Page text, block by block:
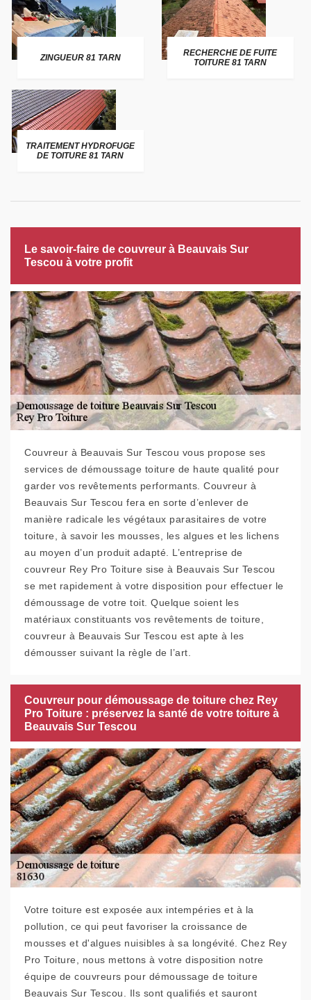
ZINGUEUR 81 TARN
RECHERCHE DE FUITE
TOITURE 81 TARN
TRAITEMENT HYDROFUGE
DE TOITURE 81 TARN
Le savoir-faire de couvreur à Beauvais Sur
Tescou à votre profit
Couvreur à Beauvais Sur Tescou vous propose ses
services de démoussage toiture de haute qualité pour
garder vos revêtements performants. Couvreur à
Beauvais Sur Tescou fera en sorte d’enlever de
manière radicale les végétaux parasitaires de votre
toiture, à savoir les mousses, les algues et les lichens
au moyen d’un produit adapté. L’entreprise de
couvreur Rey Pro Toiture sise à Beauvais Sur Tescou
se met rapidement à votre disposition pour effectuer le
démoussage de votre toit. Quelque soient les
matériaux constituants vos revêtements de toiture,
couvreur à Beauvais Sur Tescou est apte à les
démousser suivant la règle de l’art.
Couvreur pour démoussage de toiture chez Rey
Pro Toiture : préservez la santé de votre toiture à
Beauvais Sur Tescou
Votre toiture est exposée aux intempéries et à la
pollution, ce qui peut favoriser la croissance de
mousses et d'algues nuisibles à sa longévité. Chez Rey
Pro Toiture, nous mettons à votre disposition notre
équipe de couvreurs pour démoussage de toiture
Beauvais Sur Tescou. Ils sont qualifiés et sauront